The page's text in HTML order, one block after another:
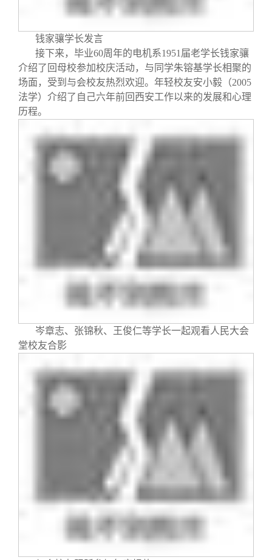
钱家骧学长发言
接下来，毕业60周年的电机系1951 届老学长钱家骧
介绍了回母校参加校庆活动，与同学朱镕基学长相聚的
场面，受到与会校友热烈欢迎。年轻校友安小毅（2005
法学）介绍了自己六年前回西安工作以来的发展和心理
历程。
岑章志、张锦秋、王俊仁等学长一起观看人民大会
堂校友合影